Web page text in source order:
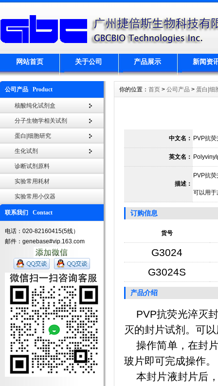
网站首页 关于公司 产品展示 新闻资
公司产品 Product
核酸纯化试剂盒
分子生物学相关试剂
蛋白|细胞研究
生化试剂
诊断试剂原料
实验常用耗材
实验常用小仪器
联系我们 Contact
电话：020-82160415(5线）
邮件：genebase#vip.163.com
你的位置： 首页 > 公司产品 > 蛋白|细
中文名： PVP抗
英文名：
描述：
PVP抗
可以用于
订购信息
货号
G3024
G3024S
产品介绍
PVP抗荧光淬灭封
灭的封片试剂。可
操作简单，在封片
玻片即可完成操作。
本封片液封片后，